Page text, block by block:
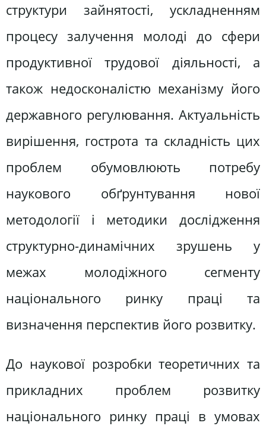
структури зайнятості, ускладненням
процесу залучення молоді до сфери
продуктивної трудової діяльності, а
також недосконалістю механізму його
державного регулювання. Актуальність
вирішення, гострота та складність цих
проблем обумовлюють потребу
наукового обґрунтування нової
методології і методики дослідження
структурно-динамічних зрушень у
межах молодіжного сегменту
національного ринку праці та
визначення перспектив його розвитку.
До наукової розробки теоретичних та
прикладних проблем розвитку
національного ринку праці в умовах